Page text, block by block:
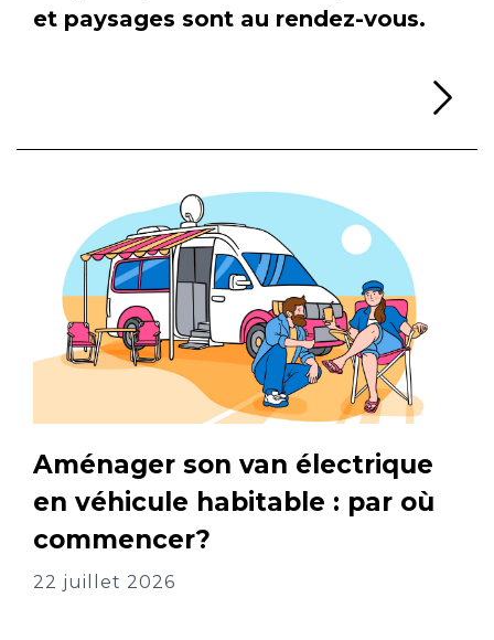
et paysages sont au rendez-vous.
Aménager son van électrique
en véhicule habitable : par où
commencer?
22 juillet 2026